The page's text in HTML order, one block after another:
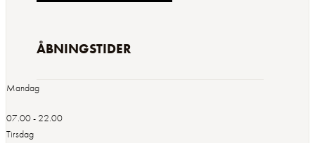
ÅBNINGSTIDER
Mandag
07.00 - 22.00
Tirsdag